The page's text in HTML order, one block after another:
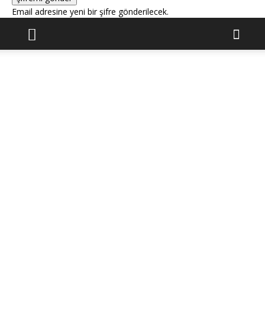
Email adresine yeni bir şifre gönderilecek.